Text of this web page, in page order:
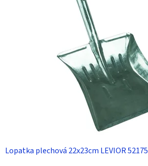
Lopatka plechová 22x23cm LEVIOR 52175